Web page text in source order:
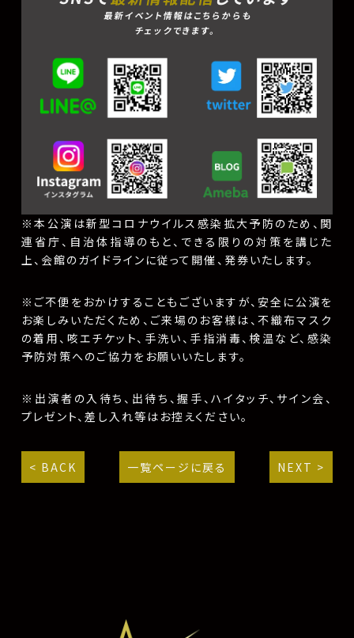
最新イベント情報はこちらからも
チェックできます。
※本公演は新型コロナウイルス感染拡大予防のため、関
連省庁、自治体指導のもと、できる限りの対策を講じた
上、会館のガイドラインに従って開催、発券いたします。
※ご不便をおかけすることもございますが、安全に公演を
お楽しみいただくため、ご来場のお客様は、不織布マスク
の着用、咳エチケット、手洗い、手指消毒、検温など、感染
予防対策へのご協力をお願いいたします。
※出演者の入待ち、出待ち、握手、ハイタッチ、サイン会、
プレゼント、差し入れ等はお控えください。
< BACK 一覧ページに戻る NEXT >